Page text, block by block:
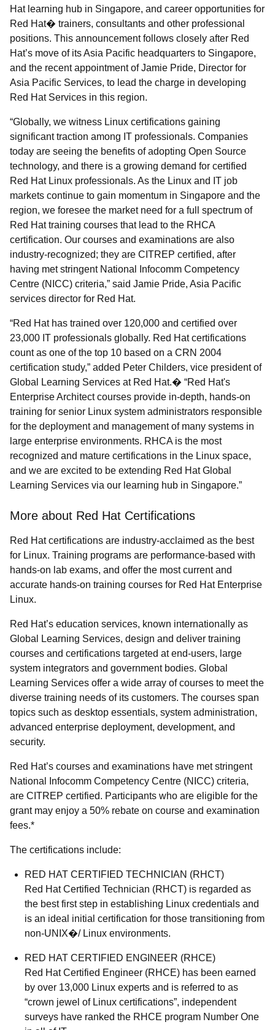
Hat learning hub in Singapore, and career opportunities for
Red Hat� trainers, consultants and other professional
positions. This announcement follows closely after Red
Hat’s move of its Asia Pacific headquarters to Singapore,
and the recent appointment of Jamie Pride, Director for
Asia Pacific Services, to lead the charge in developing
Red Hat Services in this region.
“Globally, we witness Linux certifications gaining
significant traction among IT professionals. Companies
today are seeing the benefits of adopting Open Source
technology, and there is a growing demand for certified
Red Hat Linux professionals. As the Linux and IT job
markets continue to gain momentum in Singapore and the
region, we foresee the market need for a full spectrum of
Red Hat training courses that lead to the RHCA
certification. Our courses and examinations are also
industry-recognized; they are CITREP certified, after
having met stringent National Infocomm Competency
Centre (NICC) criteria,” said Jamie Pride, Asia Pacific
services director for Red Hat.
“Red Hat has trained over 120,000 and certified over
23,000 IT professionals globally. Red Hat certifications
count as one of the top 10 based on a CRN 2004
certification study,” added Peter Childers, vice president of
Global Learning Services at Red Hat.� “Red Hat's
Enterprise Architect courses provide in-depth, hands-on
training for senior Linux system administrators responsible
for the deployment and management of many systems in
large enterprise environments. RHCA is the most
recognized and mature certifications in the Linux space,
and we are excited to be extending Red Hat Global
Learning Services via our learning hub in Singapore.”
More about Red Hat Certifications
Red Hat certifications are industry-acclaimed as the best
for Linux. Training programs are performance-based with
hands-on lab exams, and offer the most current and
accurate hands-on training courses for Red Hat Enterprise
Linux.
Red Hat’s education services, known internationally as
Global Learning Services, design and deliver training
courses and certifications targeted at end-users, large
system integrators and government bodies. Global
Learning Services offer a wide array of courses to meet the
diverse training needs of its customers. The courses span
topics such as desktop essentials, system administration,
advanced enterprise deployment, development, and
security.
Red Hat’s courses and examinations have met stringent
National Infocomm Competency Centre (NICC) criteria,
are CITREP certified. Participants who are eligible for the
grant may enjoy a 50% rebate on course and examination
fees.*
The certifications include:
RED HAT CERTIFIED TECHNICIAN (RHCT)
Red Hat Certified Technician (RHCT) is regarded as
the best first step in establishing Linux credentials and
is an ideal initial certification for those transitioning from
non-UNIX�/ Linux environments.
RED HAT CERTIFIED ENGINEER (RHCE)
Red Hat Certified Engineer (RHCE) has been earned
by over 13,000 Linux experts and is referred to as
“crown jewel of Linux certifications”, independent
surveys have ranked the RHCE program Number One